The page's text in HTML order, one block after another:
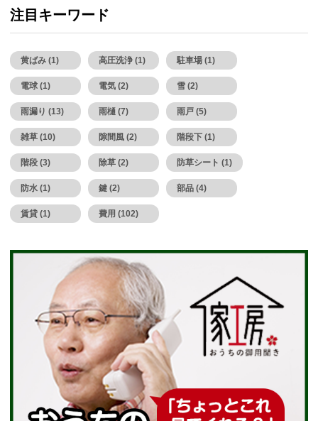
注目キーワード
黄ばみ (1) 高圧洗浄 (1) 駐車場 (1)
電球 (1) 電気 (2) 雪 (2)
雨漏り (13) 雨樋 (7) 雨戸 (5)
雑草 (10) 隙間風 (2) 階段下 (1)
階段 (3) 除草 (2) 防草シート (1)
防水 (1) 鍵 (2) 部品 (4)
賃貸 (1) 費用 (102)